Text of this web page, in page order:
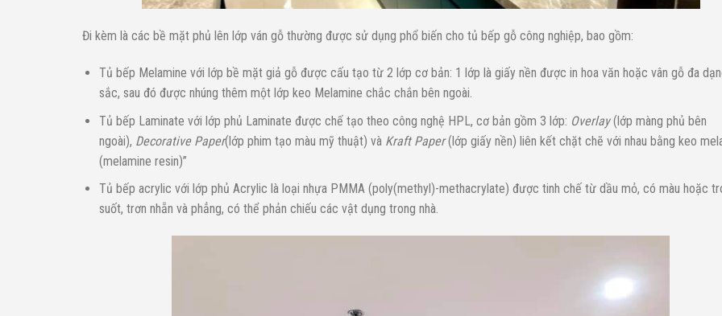
Đi kèm là các bề mặt phủ lên lớp ván gỗ thường được sử dụng phổ biến cho tủ bếp gỗ công nghiệp, bao gồm:
Tủ bếp Melamine với lớp bề mặt giả gỗ được cấu tạo từ 2 lớp cơ bản: 1 lớp là giấy nền được in hoa văn hoặc vân gỗ đa
sắc, sau đó được nhúng thêm một lớp keo Melamine chắc chắn bên ngoài.
Tủ bếp Laminate với lớp phủ Laminate được chế tạo theo công nghệ HPL, cơ bản gồm 3 lớp: Overlay(lớp màng phủ bên
ngoài), Decorative Paper(lớp phim tạo màu mỹ thuật) và Kraft Paper(lớp giấy nền) liên kết chặt chẽ với nhau bằng keo
(melamine resin)”
Tủ bếp acrylic với lớp phủ Acrylic là loại nhựa PMMA (poly(methyl)-methacrylate) được tinh chế từ dầu mỏ, có màu hoặc
suốt, trơn nhẵn và phẳng, có thể phản chiếu các vật dụng trong nhà.